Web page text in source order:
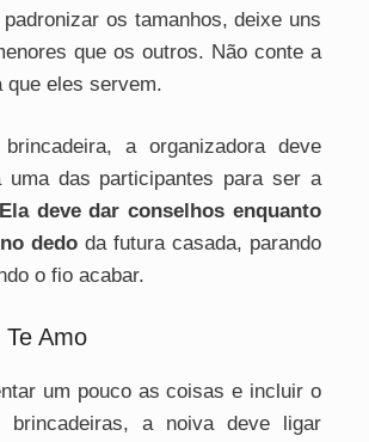
os tamanhos, deixe uns
que os outros. Não conte a
que eles servem.
a organizadora deve
uma das participantes para ser a
Ela deve dar conselhos enquanto
dedo da futura casada, parando
o fio acabar.
Te Amo
um pouco as coisas e incluir o
brincadeiras, a noiva deve ligar